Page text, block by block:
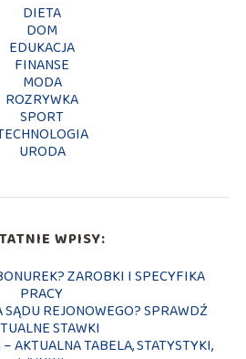
DIETA
DOM
EDUKACJA
FINANSE
MODA
ROZRYWKA
SPORT
URODA
WPISY:
ZAROBKI I SPECYFIKA
PRACY
REJONOWEGO? SPRAWDŹ
STAWKI
AKTUALNA TABELA, STATYSTYKI,